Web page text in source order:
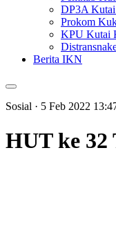
DP3A Kutai
Prokom
KPU Kutai
Berita IKN
Sosial · 5 Feb 2022
HUT ke